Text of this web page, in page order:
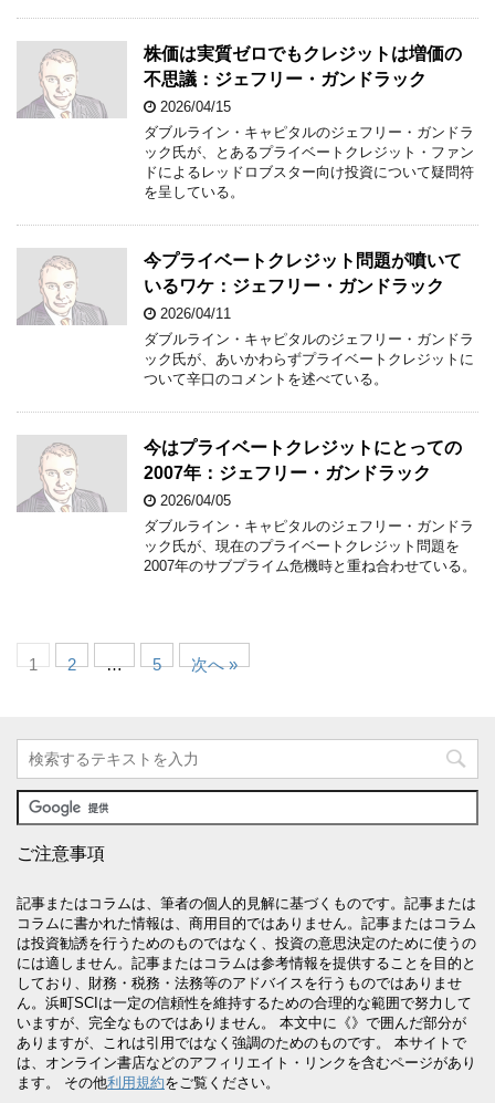
株価は実質ゼロでもクレジットは増価の
不思議：ジェフリー・ガンドラック
2026/04/15
ダブルライン・キャピタルのジェフリー・ガンドラ
ック氏が、とあるプライベートクレジット・ファン
ドによるレッドロブスター向け投資について疑問符
を呈している。
今プライベートクレジット問題が噴いて
いるワケ：ジェフリー・ガンドラック
2026/04/11
ダブルライン・キャピタルのジェフリー・ガンドラ
ック氏が、あいかわらずプライベートクレジットに
ついて辛口のコメントを述べている。
今はプライベートクレジットにとっての
2007年：ジェフリー・ガンドラック
2026/04/05
ダブルライン・キャピタルのジェフリー・ガンドラ
ック氏が、現在のプライベートクレジット問題を
2007年のサブプライム危機時と重ね合わせている。
1 2 … 5 次へ »
ご注意事項
記事またはコラムは、筆者の個人的見解に基づくものです。記事または
コラムに書かれた情報は、商用目的ではありません。記事またはコラム
は投資勧誘を行うためのものではなく、投資の意思決定のために使うの
には適しません。記事またはコラムは参考情報を提供することを目的と
しており、財務・税務・法務等のアドバイスを行うものではありませ
ん。浜町SCIは一定の信頼性を維持するための合理的な範囲で努力して
いますが、完全なものではありません。 本文中に《》で囲んだ部分が
ありますが、これは引用ではなく強調のためのものです。 本サイトで
は、オンライン書店などのアフィリエイト・リンクを含むページがあり
ます。 その他利用規約をご覧ください。